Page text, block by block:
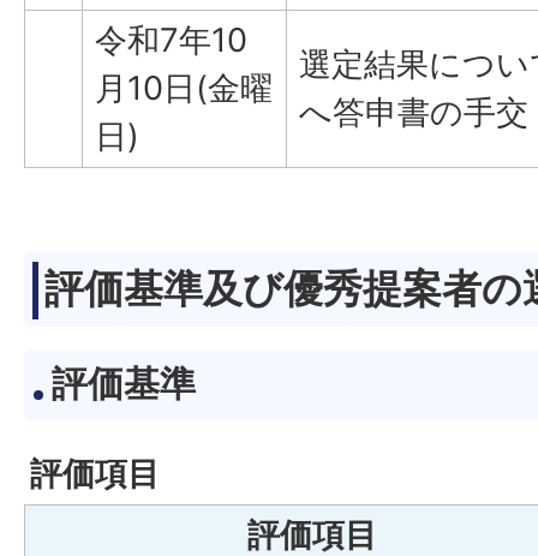
令和7年10
月10日(金曜
日)
選定結果につ
へ答申書の手交
評価基準及び優秀提案者の
評価基準
評価項目
評価項目